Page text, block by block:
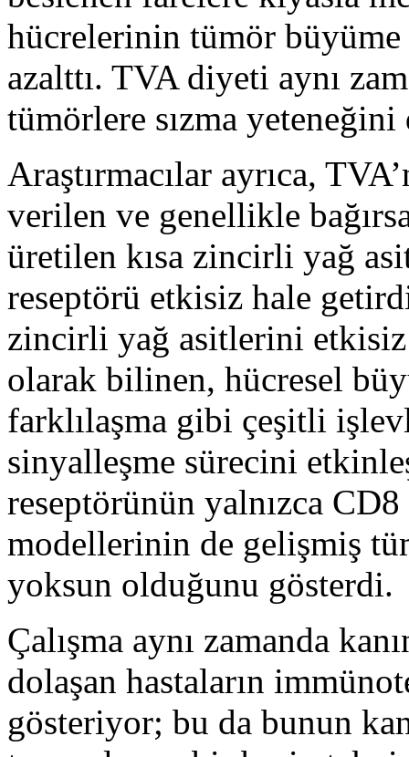
hücrelerinin tümör
azalttı. TVA diyeti aynı
tümörlere sızma yeteneğini
Araştırmacılar ayrıca,
verilen ve genellikle
üretilen kısa zincirli yağ
reseptörü etkisiz hale
zincirli yağ asitlerini
olarak bilinen, hücresel
farklılaşma gibi çeşitli
sinyalleşme sürecini
reseptörünün yalnızca
modellerinin de gelişmiş
yoksun olduğunu gösterdi.
Çalışma aynı zamanda
dolaşan hastaların
gösteriyor; bu da bunun